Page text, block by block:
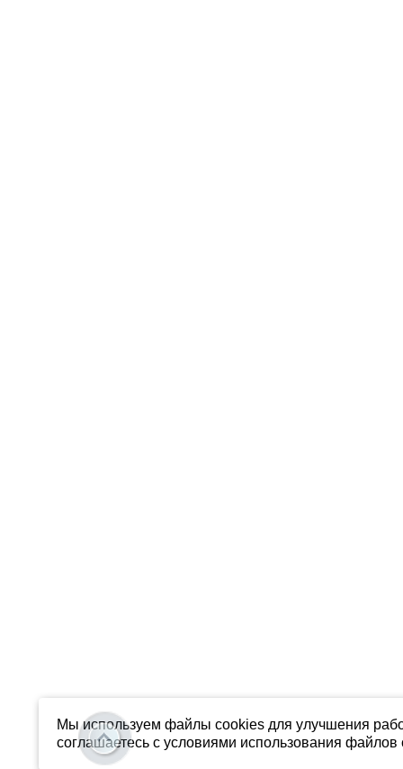
Мы используем файлы cookies для улучшения
соглашаетесь с условиями использования файлов